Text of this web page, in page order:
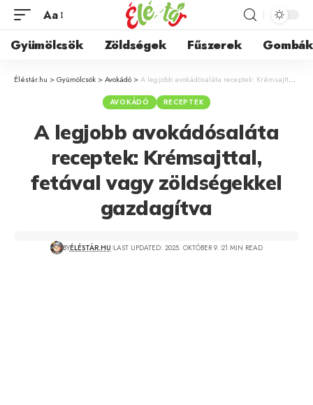
Aa
Gyümölcsök Zöldségek Fűszerek Gombák
Éléstár.hu >Gyümölcsök >Avokádó >A legjobb avokádósaláta receptek: Krémsajttal, fetával vagy zöldségekkel gazdagítva
AVOKÁDÓ RECEPTEK
A legjobb avokádósaláta
receptek: Krémsajttal,
fetával vagy zöldségekkel
gazdagítva
BYÉLÉSTÁR.HU LAST UPDATED: 2025. OKTÓBER 9. 21 MIN READ